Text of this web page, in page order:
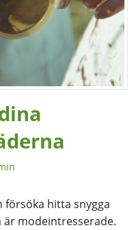
hitta snygga
modeintresserade.